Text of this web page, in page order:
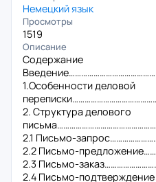
Немецкий язык
Просмотры
1519
Описание
Содержание
1.Особенности деловой
2. Структура делового
2.1 Письмо-
2.2 Письмо-
2.3 Письмо-
2.4 Письмо-подтверждение